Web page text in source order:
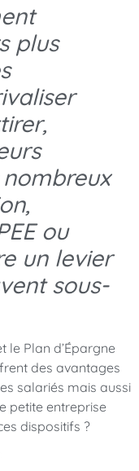
plus
ou
un levier
sous-
le Plan d’Épargne
des avantages
salariés mais aussi
petite entreprise
dispositifs ?